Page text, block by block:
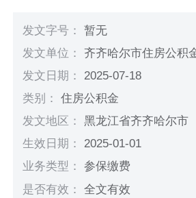
发文字号：暂无
发文单位：齐齐哈尔市住房公积
发文日期： 2025-07-18
类别：住房公积金
发文地区：黑龙江省齐齐哈尔市
生效日期： 2025-01-01
业务类型：参保缴费
是否有效：全文有效